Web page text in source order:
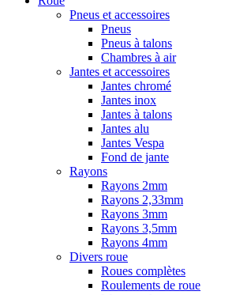
Pneus et accessoires
Pneus
Pneus à talons
Chambres à air
Jantes et accessoires
Jantes chromé
Jantes inox
Jantes à talons
Jantes alu
Jantes Vespa
Fond de jante
Rayons
Rayons 2mm
Rayons 2,33mm
Rayons 3mm
Rayons 3,5mm
Rayons 4mm
Divers roue
Roues complètes
Roulements de roue